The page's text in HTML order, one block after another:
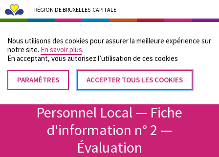
Nous utilisons des cookies pour assurer la meilleure expérience sur
notre site. En savoir plus.
En acceptant, vous autorisez lʼutilisation de ces cookies
PARAMÈTRES ACCEPTER TOUS LES COOKIES
RETIRER
LE
RÉGION DE BRUXELLES-CAPITALE
Bruxelles Pouvoirs Locaux - Aller à la page d'accueil
Menu
Fil
d'Ariane
Accueil
Personnel Local — Fiche
d'information n° 2 —
Évaluation